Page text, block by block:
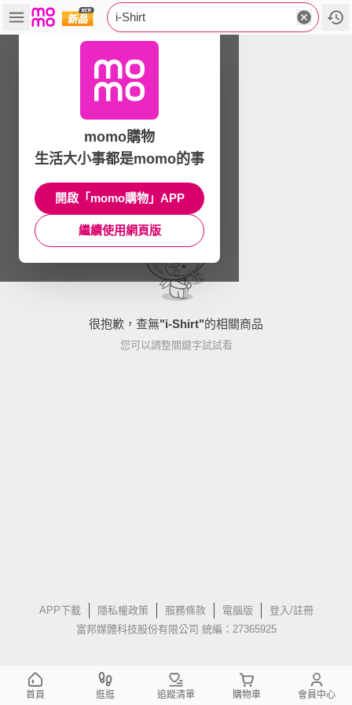
i-Shirt
很抱歉，查無"i-Shirt"的相關商品
您可以調整關鍵字試試看
APP下載 隱私權政策 服務條款 電腦版
登入/註冊
富邦媒體科技股份有限公司 統編：27365925
momo購物
生活大小事都是momo的事
開啟「momo購物」APP
繼續使用網頁版
首頁 逛逛 追蹤清單 購物車 會員中心